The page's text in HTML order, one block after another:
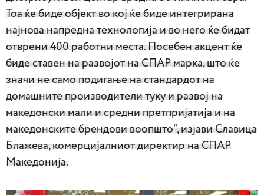
Тоа ќе биде објект во кој ќе биде интегрирана
најнова напредна технологија и во него ќе бидат
отврени 400 работни места. Посебен акцент ќе
биде ставен на развојот на СПАР марка, што ќе
значи не само подигање на стандардот на
домашните производители туку и развој на
македонски мали и средни претпријатија и на
македонските брендови воопшто“, изјави Славица
Блажева, комерцијалниот директир на СПАР
Македонија.